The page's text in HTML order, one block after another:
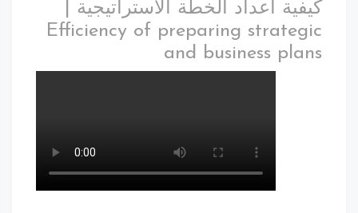
كيفية اعداد الخطة الاستراتيجية |
Efficiency of preparing strategic
and business plans